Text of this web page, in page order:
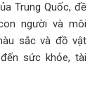
Trung Quốc, đề
người và môi
sắc và đồ vật
sức khỏe, tài